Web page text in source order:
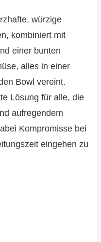
würzige
kombiniert mit
einer bunten
alles in einer
Bowl vereint.
Lösung für alle, die
aufregendem
Kompromisse bei
eingehen zu